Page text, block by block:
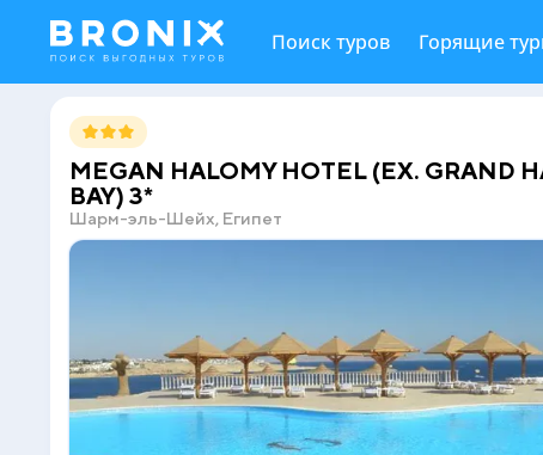
Поиск туров Горящие
MEGAN HALOMY HOTEL (EX. GRAND
BAY) 3*
Шарм-эль-Шейх, Египет